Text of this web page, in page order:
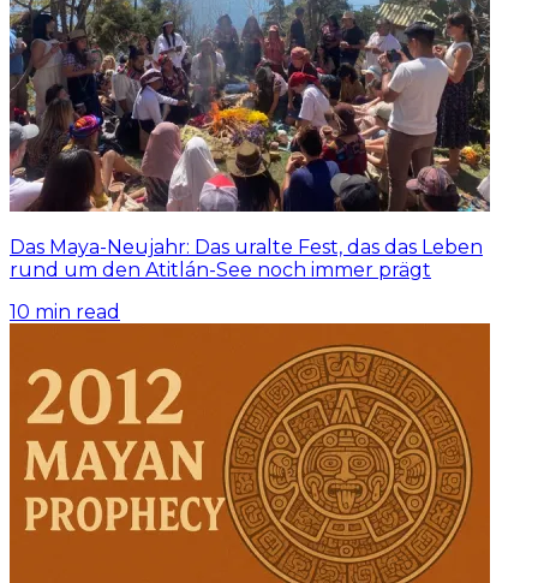
Das Maya-Neujahr: Das uralte Fest, das das Leben
rund um den Atitlán-See noch immer prägt
10 min read